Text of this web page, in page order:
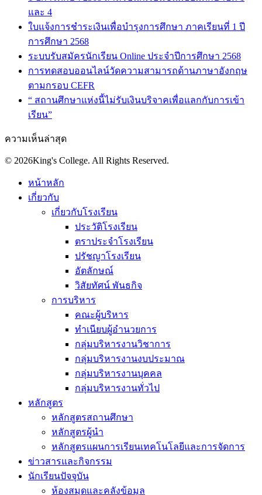
และ 4
ใบแจ้งการชำระเงินเพื่อบำรุงการศึกษา ภาคเรียนที่ 1 ปี
การศึกษา 2568
ระบบรับสมัครนักเรียน Online ประจำปีการศึกษา 2568
การทดสอบออนไลน์วัดความสามารถด้านภาษาอังกฤษ
ตามกรอบ CEFR
“ สถานศึกษาแห่งนี้ไม่รับเงินบริจาคเพื่อแลกกับการเข้า
เรียน”
ความเห็นล่าสุด
© 2026King's College. All Rights Reserved.
หน้าหลัก
เกี่ยวกับ
เกี่ยวกับโรงเรียน
ประวัติโรงเรียน
ตราประจำโรงเรียน
ปรัชญาโรงเรียน
อัตลักษณ์
วิสัยทัศน์ พันธกิจ
การบริหาร
คณะผู้บริหาร
ทำเนียบผู้อำนวยการ
กลุ่มบริหารงานวิชาการ
กลุ่มบริหารงานงบประมาณ
กลุ่มบริหารงานบุคคล
กลุ่มบริหารงานทั่วไป
หลักสูตร
หลักสูตรสถานศึกษา
หลักสูตรผู้นำ
หลักสูตรแผนการเรียนเทคโนโลยีและการจัดการ
ข่าวสารและกิจกรรม
นักเรียนปัจจุบัน
ห้องสมุดและคลังข้อมูล